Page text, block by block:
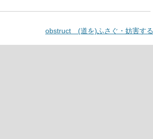
obstruct (道を)ふさぐ・妨害する